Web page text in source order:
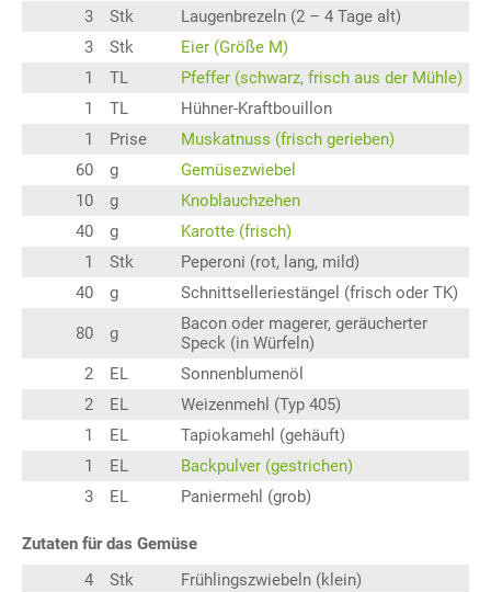
3 Stk
Laugenbrezeln (2 – 4 Tage alt)
3
Stk
Eier (Größe M)
1
TL
Pfeffer (schwarz, frisch aus der Mühle)
1
TL
Hühner-Kraftbouillon
1
Prise
Muskatnuss (frisch gerieben)
60
g
Gemüsezwiebel
10
g
Knoblauchzehen
40
g
Karotte (frisch)
1
Stk
Peperoni (rot, lang, mild)
40
g Schnittselleriestängel (frisch oder TK)
80 g
Bacon oder magerer, geräucherter
Speck (in Würfeln)
2
EL
Sonnenblumenöl
2
EL
Weizenmehl (Typ 405)
1
EL
Tapiokamehl (gehäuft)
1
EL
Backpulver (gestrichen)
3
EL Paniermehl (grob)
Zutaten für das Gemüse
4
Stk
Frühlingszwiebeln (klein)